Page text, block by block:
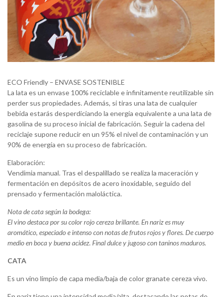
ECO Friendly – ENVASE SOSTENIBLE
La lata es un envase 100% reciclable e infinitamente reutilizable sin
perder sus propiedades. Además, si tiras una lata de cualquier
bebida estarás desperdiciando la energía equivalente a una lata de
gasolina de su proceso inicial de fabricación. Seguir la cadena del
reciclaje supone reducir en un 95% el nivel de contaminación y un
90% de energía en su proceso de fabricación.
Elaboración:
Vendimia manual. Tras el despalillado se realiza la maceración y
fermentación en depósitos de acero inoxidable, seguido del
prensado y fermentación maloláctica.
Nota de cata según la bodega:
El vino destaca por su color rojo cereza brillante. En nariz es muy
aromático, especiado e intenso con notas de frutos rojos y flores. De cuerpo
medio en boca y buena acidez. Final dulce y jugoso con taninos maduros.
CATA
Es un vino limpio de capa media/baja de color granate cereza vivo.